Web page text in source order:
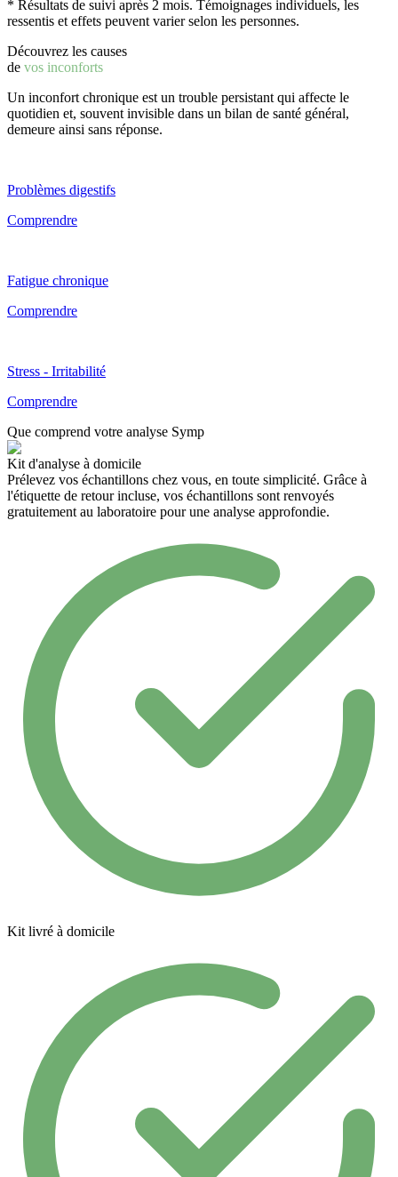
* Résultats de suivi après 2 mois. Témoignages individuels, les
ressentis et effets peuvent varier selon les personnes.
Découvrez les causes
de vos inconforts
Un inconfort chronique est un trouble persistant qui affecte le
quotidien et, souvent invisible dans un bilan de santé général,
demeure ainsi sans réponse.
Problèmes digestifs
Comprendre
Fatigue chronique
Comprendre
Stress - Irritabilité
Comprendre
Que comprend votre analyse Symp
Kit d'analyse à domicile
Prélevez vos échantillons chez vous, en toute simplicité. Grâce à
l'étiquette de retour incluse, vos échantillons sont renvoyés
gratuitement au laboratoire pour une analyse approfondie.
Kit livré à domicile